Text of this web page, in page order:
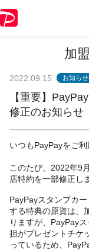
加
2022.09.15 お知らせ
【重要】
修正のお知らせ
いつもPayPayをご
このたび、2022年9
店特約を一部修正し
PayPayスタンプカ
する特典の原資は、
りますが、PayPay
担がプレゼントチケ
っているため、